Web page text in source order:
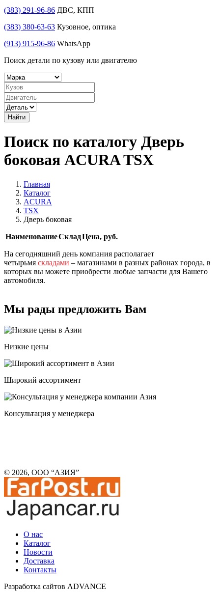
(383) 291-96-86 ДВС, КПП
(383) 380-63-63 Кузовное, оптика
(913) 915-96-86 WhatsApp
Поиск детали по кузову или двигателю
Найти
Поиск по каталогу Дверь
боковая ACURA TSX
Главная
Каталог
ACURA
TSX
Дверь боковая
НаименованиеСкладЦена, руб.
На сегодняшний день компания располагает
четырьмя складами – магазинами в разных районах города, в
которых вы можете приобрести любые запчасти для Вашего
автомобиля.
Мы рады предложить Вам
Низкие цены
Широкий ассортимент
Консультация у менеджера
© 2026, ООО “АЗИЯ”
О нас
Каталог
Новости
Доставка
Контакты
Разработка сайтов ADVANCE